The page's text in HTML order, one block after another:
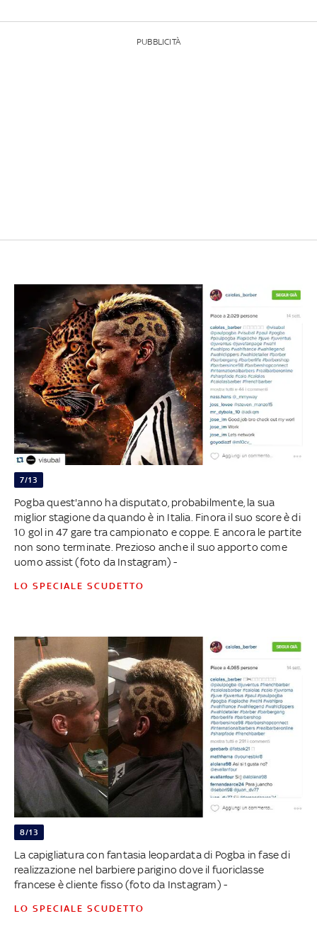
PUBBLICITÀ
7/13
Pogba quest'anno ha disputato, probabilmente, la sua
miglior stagione da quando è in Italia. Finora il suo score è di
10 gol in 47 gare tra campionato e coppe. E ancora le partite
non sono terminate. Prezioso anche il suo apporto come
uomo assist (foto da Instagram) -
LO SPECIALE SCUDETTO
8/13
La capigliatura con fantasia leopardata di Pogba in fase di
realizzazione nel barbiere parigino dove il fuoriclasse
francese è cliente fisso (foto da Instagram) -
LO SPECIALE SCUDETTO